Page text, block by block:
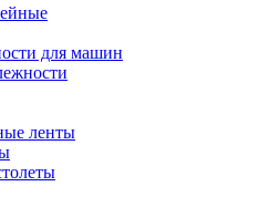
для машин
ленты